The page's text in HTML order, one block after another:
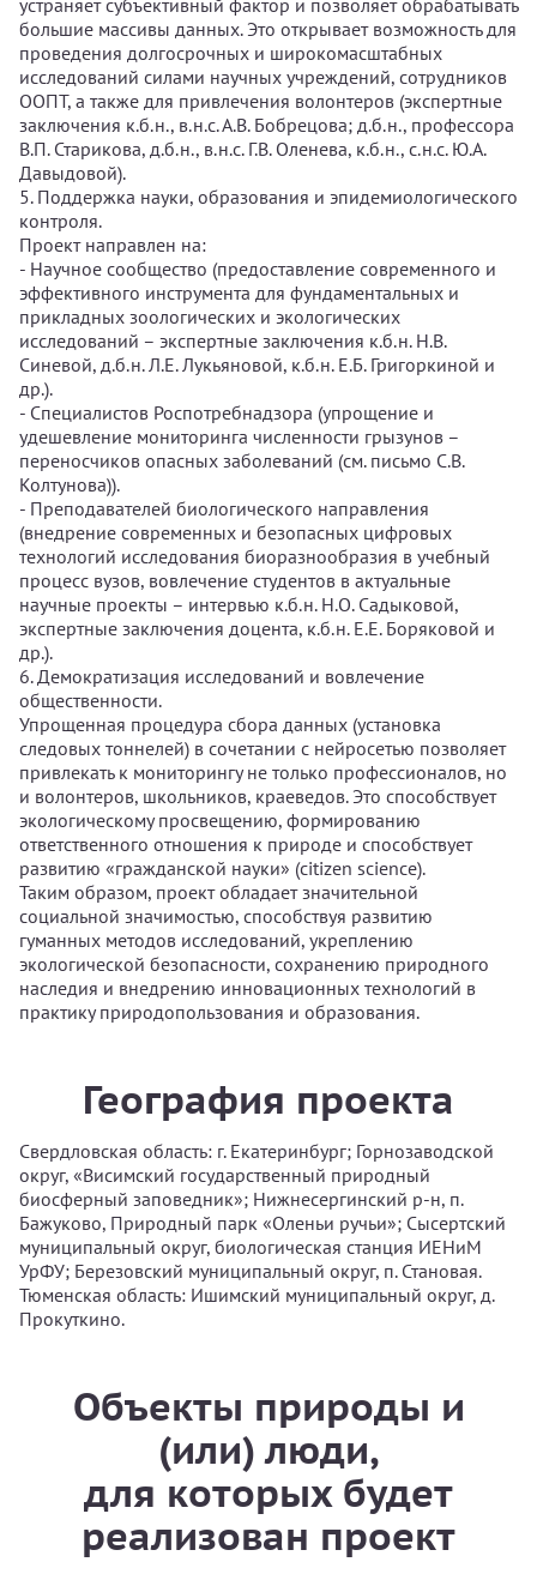
устраняет субъективный фактор и позволяет обрабатывать
большие массивы данных. Это открывает возможность для
проведения долгосрочных и широкомасштабных
исследований силами научных учреждений, сотрудников
ООПТ, а также для привлечения волонтеров (экспертные
заключения к.б.н., в.н.с. А.В. Бобрецова; д.б.н., профессора
В.П. Старикова, д.б.н., в.н.с. Г.В. Оленева, к.б.н., с.н.с. Ю.А.
Давыдовой).
5. Поддержка науки, образования и эпидемиологического
контроля.
Проект направлен на:
- Научное сообщество (предоставление современного и
эффективного инструмента для фундаментальных и
прикладных зоологических и экологических
исследований – экспертные заключения к.б.н. Н.В.
Синевой, д.б.н. Л.Е. Лукьяновой, к.б.н. Е.Б. Григоркиной и
др.).
- Специалистов Роспотребнадзора (упрощение и
удешевление мониторинга численности грызунов –
переносчиков опасных заболеваний (см. письмо С.В.
Колтунова)).
- Преподавателей биологического направления
(внедрение современных и безопасных цифровых
технологий исследования биоразнообразия в учебный
процесс вузов, вовлечение студентов в актуальные
научные проекты – интервью к.б.н. Н.О. Садыковой,
экспертные заключения доцента, к.б.н. Е.Е. Боряковой и
др.).
6. Демократизация исследований и вовлечение
общественности.
Упрощенная процедура сбора данных (установка
следовых тоннелей) в сочетании с нейросетью позволяет
привлекать к мониторингу не только профессионалов, но
и волонтеров, школьников, краеведов. Это способствует
экологическому просвещению, формированию
ответственного отношения к природе и способствует
развитию «гражданской науки» (citizen science).
Таким образом, проект обладает значительной
социальной значимостью, способствуя развитию
гуманных методов исследований, укреплению
экологической безопасности, сохранению природного
наследия и внедрению инновационных технологий в
практику природопользования и образования.
География проекта
Свердловская область: г. Екатеринбург; Горнозаводской
округ, «Висимский государственный природный
биосферный заповедник»; Нижнесергинский р-н, п.
Бажуково, Природный парк «Оленьи ручьи»; Сысертский
муниципальный округ, биологическая станция ИЕНиМ
УрФУ; Березовский муниципальный округ, п. Становая.
Тюменская область: Ишимский муниципальный округ, д.
Прокуткино.
Объекты природы и
(или) люди,
для которых будет
реализован проект